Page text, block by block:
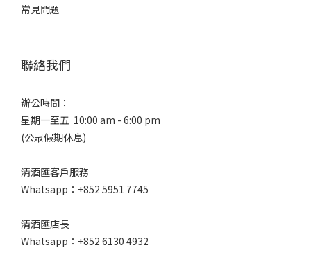
常見問題
聯絡我們
辦公時間：
星期一至五 10:00 am - 6:00 pm
(公眾假期休息)
清酒匯客戶服務
Whatsapp：+852 5951 7745
清酒匯店長
Whatsapp：+852 6130 4932